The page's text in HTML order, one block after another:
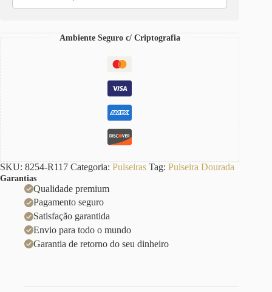
Grumet-
Ambiente Seguro c/ Criptografia
SKU: 8254-R117 Categoria: Pulseiras Tag: Pulseira Dourada
Garantias
Qualidade premium
Pagamento seguro
Satisfação garantida
Envio para todo o mundo
Garantia de retorno do seu dinheiro